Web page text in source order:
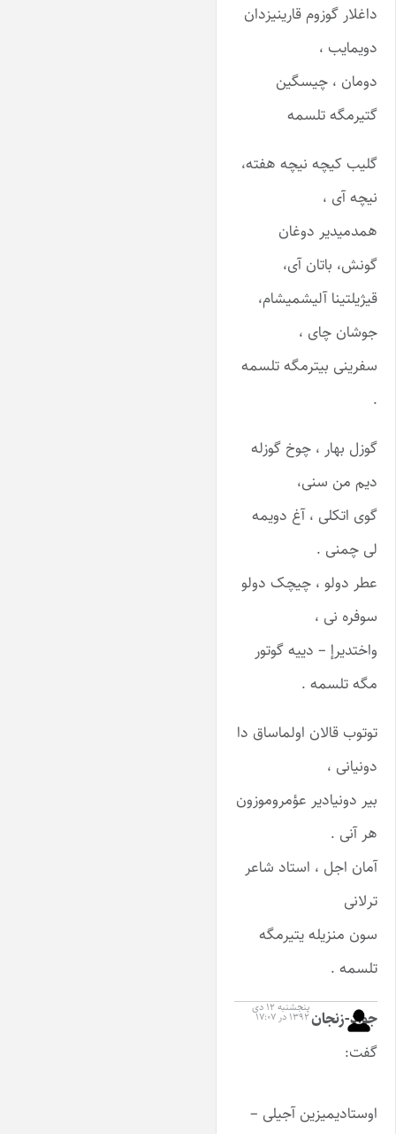
داغلار گوزوم قارینیزدان
دویمایب ،
دومان ، چیسگین
گتیرمگه تلسمه
گلیب کیچه نیچه هفته،
نیچه آی ،
همدمیدیر دوغان
گونش، باتان آی،
قیژیلتینا آلیشمیشام،
جوشان چای ،
سفرینی بیترمگه تلسمه
گوزل بهار ، چوخ گوزله
دیم من سنی،
گوی اتکلی ، آغ دویمه
لی چمنی .
عطر دولو ، چیچک دولو
سوفره نی ،
واختدیرإ – دییه گوتور
مگه تلسمه .
توتوب قالان اولماساق دا
دونیانی ،
بیر دونیادیر عؤمروموزون
هر آنی .
آمان اجل ، استاد شاعر
ترلانی
سون منزیله یتیرمگه
تلسمه .
جواد-زنجان
گفت:
پنجشنبه ۱۲ دی
۱۳۹۲ در ۱۷:۰۷
اوستادیمیزین آجیلی –